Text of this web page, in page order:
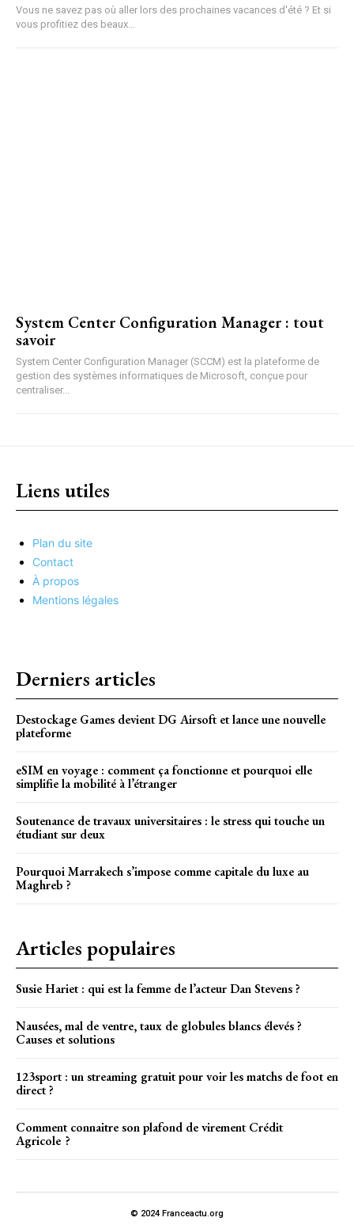
Vous ne savez pas où aller lors des prochaines vacances d'été ? Et si
vous profitiez des beaux...
System Center Configuration Manager : tout
savoir
System Center Configuration Manager (SCCM) est la plateforme de
gestion des systèmes informatiques de Microsoft, conçue pour
centraliser...
Liens utiles
Plan du site
Contact
À propos
Mentions légales
Derniers articles
Destockage Games devient DG Airsoft et lance une nouvelle
plateforme
eSIM en voyage : comment ça fonctionne et pourquoi elle
simplifie la mobilité à l’étranger
Soutenance de travaux universitaires : le stress qui touche un
étudiant sur deux
Pourquoi Marrakech s’impose comme capitale du luxe au
Maghreb ?
Articles populaires
Susie Hariet : qui est la femme de l’acteur Dan Stevens ?
Nausées, mal de ventre, taux de globules blancs élevés ?
Causes et solutions
123sport : un streaming gratuit pour voir les matchs de foot en
direct ?
Comment connaitre son plafond de virement Crédit
Agricole ?
© 2024 Franceactu.org